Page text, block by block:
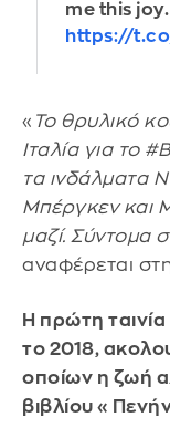
me this joy.
https://
« Το θρυλικό
Ιταλία για το
τα ινδάλματα
Μπέργκεν και
μαζί. Σύντομα
αναφέρεται
Η πρώτη
το 2018,
οποίων η ζωή
βιβλίου